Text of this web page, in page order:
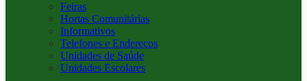
Feiras
Hortas Comunitárias
Informativos
Telefones e Endereços
Unidades de Saúde
Unidades Escolares